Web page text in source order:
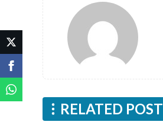
RELATED POST